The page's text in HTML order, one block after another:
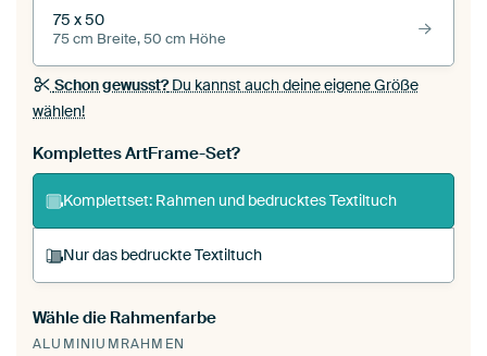
75 x 50
75 cm Breite, 50 cm Höhe
Schon gewusst?Du kannst auch deine eigene Größe
wählen!
Komplettes ArtFrame-Set?
Komplettset: Rahmen und bedrucktes Textiltuch
Nur das bedruckte Textiltuch
Du spannst einen wechselbaren Textiltuch in
deinen vorhandenen ArtFrame™.
Wähle die Rahmenfarbe
ALUMINIUMRAHMEN